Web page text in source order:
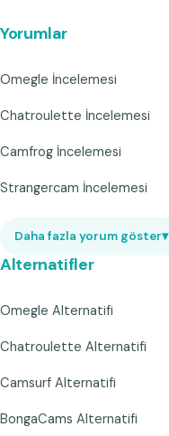
Yorumlar
Omegle İncelemesi
Chatroulette İncelemesi
Camfrog İncelemesi
Strangercam İncelemesi
Daha fazla yorum göster▾
Alternatifler
Omegle Alternatifi
Chatroulette Alternatifi
Camsurf Alternatifi
BongaCams Alternatifi